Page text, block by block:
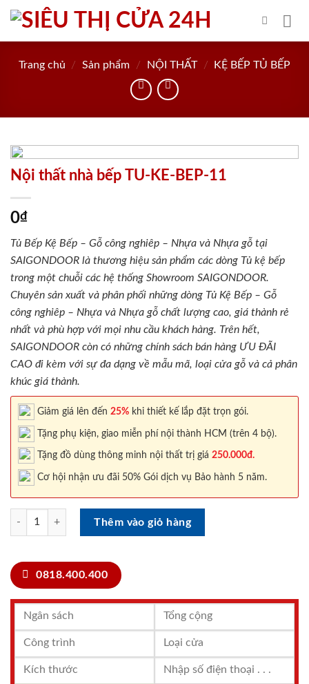
Skip
content
Trang chủ / Sản phẩm / NỘI THẤT / KỆ BẾP TỦ BẾP
Nội thất nhà bếp TU-KE-BEP-11
0₫
Tủ Bếp Kệ Bếp – Gỗ công nghiêp – Nhựa và Nhựa gỗ tại
SAIGONDOOR là thương hiệu sản phẩm các dòng Tủ kệ bếp
trong một chuỗi các hệ thống Showroom SAIGONDOOR.
Chuyên sản xuất và phân phối những dòng Tủ Kệ Bếp – Gỗ
công nghiêp – Nhựa và Nhựa gỗ chất lượng cao, giá thành rẻ
nhất và phù hợp với mọi nhu cầu khách hàng. Trên hết,
SAIGONDOOR còn có những chính sách bán hàng ƯU ĐÃI
CAO đi kèm với sự đa dạng về mẫu mã, loại cửa gỗ và cả phân
khúc giá thành.
Giảm giá lên đến 25% khi thiết kế lắp đặt trọn gói.
Tặng phụ kiện, giao miễn phí nội thành HCM (trên 4 bộ).
Tặng đồ dùng thông minh nội thất trị giá 250.000đ.
Cơ hội nhận ưu đãi 50% Gói dịch vụ Bảo hành 5 năm.
Nội thất nhà bếp TU-KE-BEP-11 số lượng
Thêm vào giỏ hàng
0818.400.400